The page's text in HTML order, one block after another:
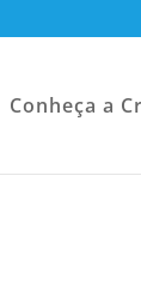
Conheça a